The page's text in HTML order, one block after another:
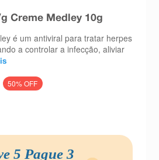
Creme Medley 10g
é um antiviral para tratar herpes
a controlar a infecção, aliviar
50% OFF
5 Pague 3